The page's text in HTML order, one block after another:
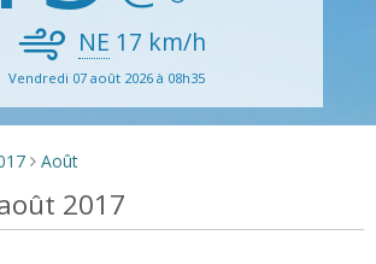
NE 17 km/h
Vendredi 07 août 2026 à 08h35
> Août
2017